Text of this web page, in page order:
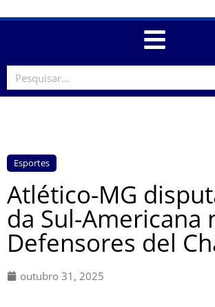
Esportes
Atlético-MG
da Sul-Americana
Defensores del
outubro 31, 2025